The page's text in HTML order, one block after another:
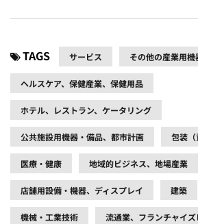
TAGS サービス その他の産業用機
ヘルスケア、保健産業、保健用品
ホテル、レストラン、ケータリング
公共施設用機器・備品、都市計画 包装（
医療・健康 地域的ビジネス、地場産業
店舗用設備・機器、ディスプレイ 建築
機械・工業技術 流通業、フランチャイズ